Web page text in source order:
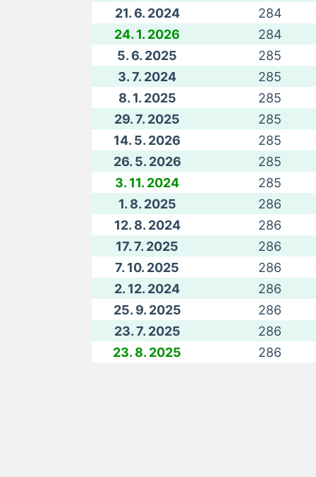
21. 6. 2024
284
24. 1. 2026
284
5. 6. 2025
285
3. 7. 2024
285
8. 1. 2025
285
29. 7. 2025
285
14. 5. 2026
285
26. 5. 2026
285
3. 11. 2024
285
1. 8. 2025
286
12. 8. 2024
286
17. 7. 2025
286
7. 10. 2025
286
2. 12. 2024
286
25. 9. 2025
286
23. 7. 2025
286
23. 8. 2025
286